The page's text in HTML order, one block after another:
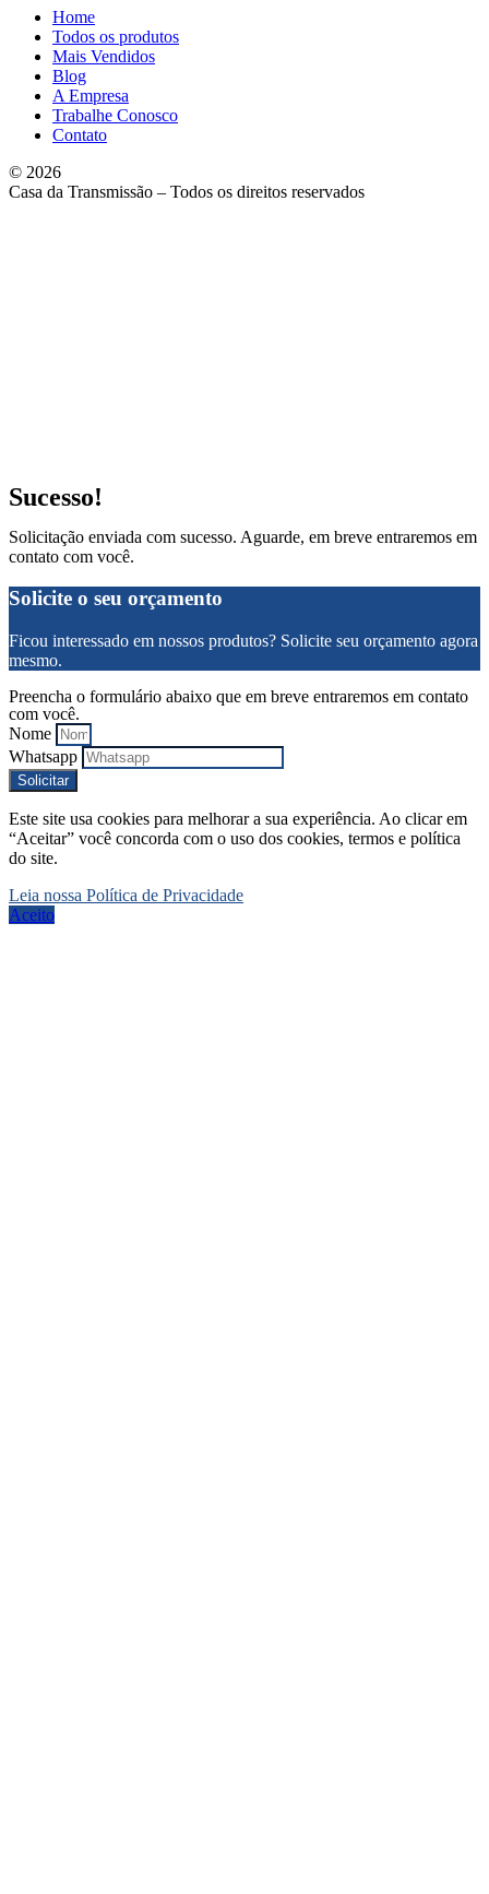
Home
Todos os produtos
Mais Vendidos
Blog
A Empresa
Trabalhe Conosco
Contato
© 2026
Casa da Transmissão – Todos os direitos reservados
Sucesso!
Solicitação enviada com sucesso. Aguarde, em breve entraremos em
contato com você.
Solicite o seu orçamento
Ficou interessado em nossos produtos? Solicite seu orçamento agora
mesmo.
Preencha o formulário abaixo que em breve entraremos em contato
com você.
Nome
Whatsapp
Solicitar
Este site usa cookies para melhorar a sua experiência. Ao clicar em
“Aceitar” você concorda com o uso dos cookies, termos e política
do site.
Leia nossa Política de Privacidade
Aceito